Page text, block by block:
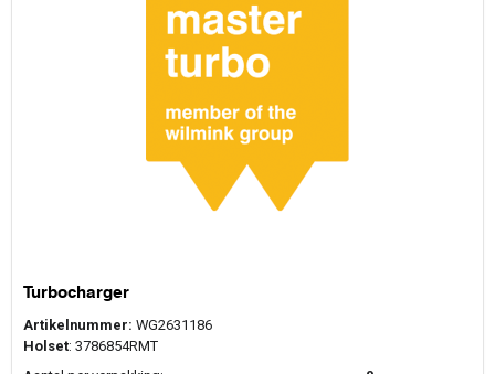
Turbocharger
Artikelnummer: WG2631186
Holset: 3786854RMT